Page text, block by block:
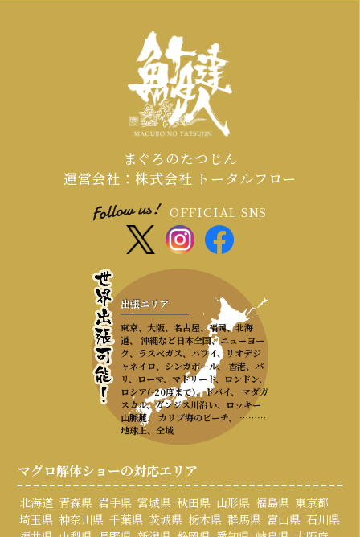
～4月頃）は、職人やマグロの仕入れ、
会場の調整が集中するため、お早めの
ご連絡が必須となります。
まぐろのたつじん
運営会社：株式会社 トータルフロー
OFFICIAL SNS
出張エリア
東京、大阪、名古屋、福岡、北海
道、 沖縄など日本全国、ニューヨー
ク、ラスベガス、ハワイ、リオデジ
ャネイロ、シンガポール、 香港、パ
リ、ローマ、マドリード、ロンドン、
ロシア(-20度まで)、ドバイ、 マダガ
スカル、ガンジス川沿い、ロッキー
山脈麓、 カリブ海のビーチ、 ………
地球上、全域
マグロ解体ショーの対応エリア
北海道 青森県 岩手県 宮城県 秋田県 山形県 福島県 東京都
埼玉県 神奈川県 千葉県 茨城県 栃木県 群馬県 富山県 石川県